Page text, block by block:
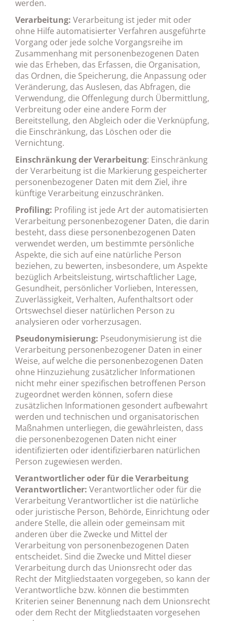
werden.
Verarbeitung: Verarbeitung ist jeder mit oder
ohne Hilfe automatisierter Verfahren ausgeführte
Vorgang oder jede solche Vorgangsreihe im
Zusammenhang mit personenbezogenen Daten
wie das Erheben, das Erfassen, die Organisation,
das Ordnen, die Speicherung, die Anpassung oder
Veränderung, das Auslesen, das Abfragen, die
Verwendung, die Offenlegung durch Übermittlung,
Verbreitung oder eine andere Form der
Bereitstellung, den Abgleich oder die Verknüpfung,
die Einschränkung, das Löschen oder die
Vernichtung.
Einschränkung der Verarbeitung: Einschränkung
der Verarbeitung ist die Markierung gespeicherter
personenbezogener Daten mit dem Ziel, ihre
künftige Verarbeitung einzuschränken.
Profiling: Profiling ist jede Art der automatisierten
Verarbeitung personenbezogener Daten, die darin
besteht, dass diese personenbezogenen Daten
verwendet werden, um bestimmte persönliche
Aspekte, die sich auf eine natürliche Person
beziehen, zu bewerten, insbesondere, um Aspekte
bezüglich Arbeitsleistung, wirtschaftlicher Lage,
Gesundheit, persönlicher Vorlieben, Interessen,
Zuverlässigkeit, Verhalten, Aufenthaltsort oder
Ortswechsel dieser natürlichen Person zu
analysieren oder vorherzusagen.
Pseudonymisierung: Pseudonymisierung ist die
Verarbeitung personenbezogener Daten in einer
Weise, auf welche die personenbezogenen Daten
ohne Hinzuziehung zusätzlicher Informationen
nicht mehr einer spezifischen betroffenen Person
zugeordnet werden können, sofern diese
zusätzlichen Informationen gesondert aufbewahrt
werden und technischen und organisatorischen
Maßnahmen unterliegen, die gewährleisten, dass
die personenbezogenen Daten nicht einer
identifizierten oder identifizierbaren natürlichen
Person zugewiesen werden.
Verantwortlicher oder für die Verarbeitung
Verantwortlicher: Verantwortlicher oder für die
Verarbeitung Verantwortlicher ist die natürliche
oder juristische Person, Behörde, Einrichtung oder
andere Stelle, die allein oder gemeinsam mit
anderen über die Zwecke und Mittel der
Verarbeitung von personenbezogenen Daten
entscheidet. Sind die Zwecke und Mittel dieser
Verarbeitung durch das Unionsrecht oder das
Recht der Mitgliedstaaten vorgegeben, so kann der
Verantwortliche bzw. können die bestimmten
Kriterien seiner Benennung nach dem Unionsrecht
oder dem Recht der Mitgliedstaaten vorgesehen